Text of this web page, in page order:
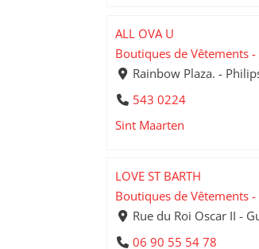
ALL OVA U
Boutiques de Vêtements
Rainbow Plaza. -
543 0224
Sint Maarten
LOVE ST BARTH
Boutiques de Vêtements
Rue du Roi Oscar II -
06 90 55 54 78